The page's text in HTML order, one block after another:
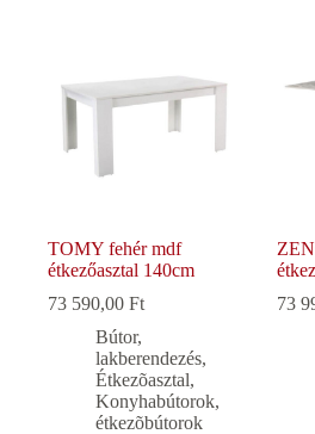
TOMY fehér mdf
étkezőasztal 140cm
73 590,00 Ft
Bútor,
lakberendezés,
Étkezõasztal,
Konyhabútorok,
étkezõbútorok
73